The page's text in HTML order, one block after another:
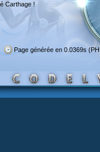
Carthage !
Page générée en 0.0369s